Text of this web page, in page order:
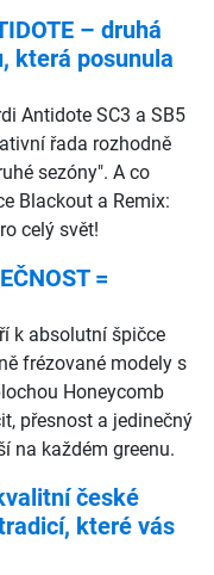
– druhá
která posunula
Antidote SC3 a SB5
řada rozhodně
sezóny". A co
Blackout a Remix:
celý svět!
=
k absolutní špičce
frézované modely s
Honeycomb
přesnost a jedinečný
na každém greenu.
české
které vás